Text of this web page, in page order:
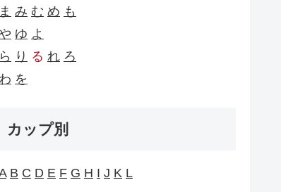
ま み む め も
ゆ よ
ら り る れ ろ
わ を
カップ別
B C D E F G H I J K L